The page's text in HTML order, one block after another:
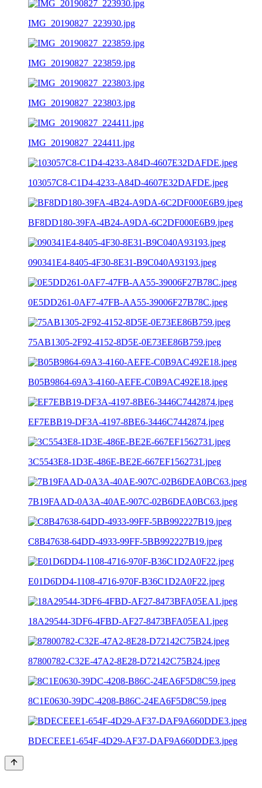
IMG_20190827_223930.jpg
IMG_20190827_223859.jpg
IMG_20190827_223803.jpg
IMG_20190827_224411.jpg
103057C8-C1D4-4233-A84D-4607E32DAFDE.jpeg
BF8DD180-39FA-4B24-A9DA-6C2DF000E6B9.jpeg
090341E4-8405-4F30-8E31-B9C040A93193.jpeg
0E5DD261-0AF7-47FB-AA55-39006F27B78C.jpeg
75AB1305-2F92-4152-8D5E-0E73EE86B759.jpeg
B05B9864-69A3-4160-AEFE-C0B9AC492E18.jpeg
EF7EBB19-DF3A-4197-8BE6-3446C7442874.jpeg
3C5543E8-1D3E-486E-BE2E-667EF1562731.jpeg
7B19FAAD-0A3A-40AE-907C-02B6DEA0BC63.jpeg
C8B47638-64DD-4933-99FF-5BB992227B19.jpeg
E01D6DD4-1108-4716-970F-B36C1D2A0F22.jpeg
18A29544-3DF6-4FBD-AF27-8473BFA05EA1.jpeg
87800782-C32E-47A2-8E28-D72142C75B24.jpeg
8C1E0630-39DC-4208-B86C-24EA6F5D8C59.jpeg
BDECEEE1-654F-4D29-AF37-DAF9A660DDE3.jpeg